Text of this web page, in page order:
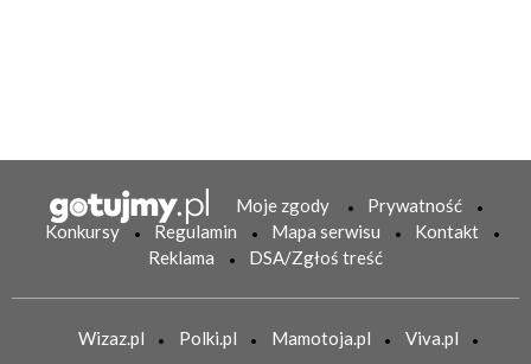
Moje zgody
Prywatność
Konkursy
Regulamin Mapa serwisu
Kontakt
Reklama
DSA/Zgłoś treść
Wizaz.pl Polki.pl Mamotoja.pl Viva.pl